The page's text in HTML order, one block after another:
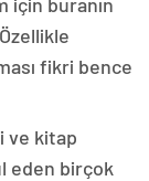
fikri bence
ve kitap
eden birçok